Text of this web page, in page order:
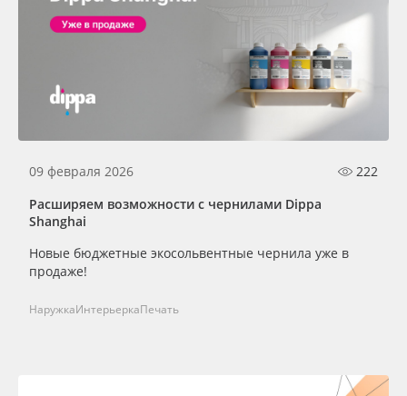
09 февраля 2026
222
Расширяем возможности с чернилами Dippa
Shanghai
Новые бюджетные экосольвентные чернила уже в
продаже!
НаружкаИнтерьеркаПечать